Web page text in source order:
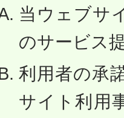
当ウェブサ
のサービス
利用者の承
サイト利用